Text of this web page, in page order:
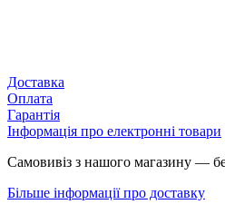
Доставка
Оплата
Гарантія
Інформація про електронні товари
Самовивіз з нашого магазину —
Більше інформації про доставку